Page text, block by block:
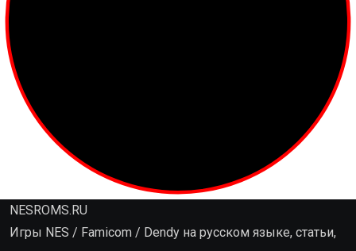
NESROMS.RU
Игры NES / Famicom / Dendy на русском языке, статьи,